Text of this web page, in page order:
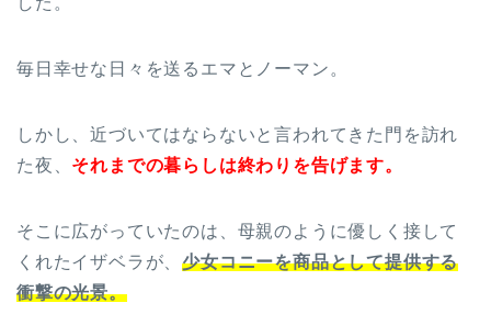
毎日幸せな日々を送るエマとノーマン。
しかし、近づいてはならないと言われてきた門を訪れ
た夜、 それまでの暮らしは終わりを告げます。
そこに広がっていたのは、母親のように優しく接して
くれたイザベラが、少女コニーを商品として提供する
衝撃の光景。